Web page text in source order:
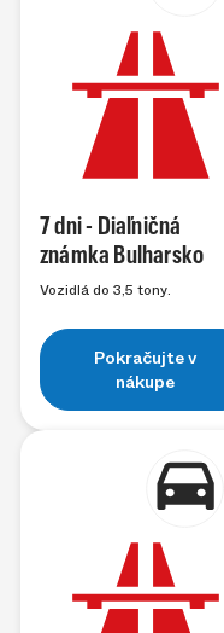
7 dni - Diaľničná
známka Bulharsko
Vozidlá do 3,5 tony.
Pokračujte v
nákupe